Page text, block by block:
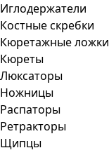
Иглодержатели
Костные скребки
Кюретажные ложки
Кюреты
Люксаторы
Ножницы
Распаторы
Ретракторы
Щипцы